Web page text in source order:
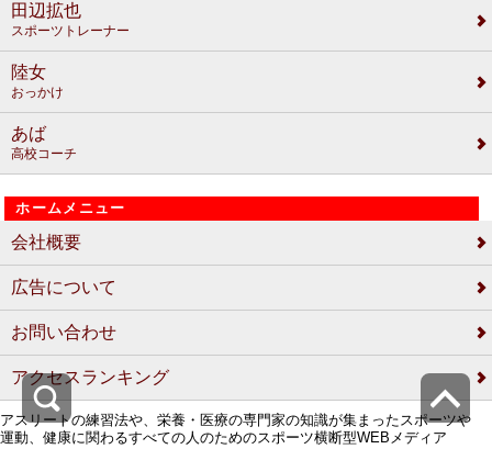
田辺拡也
スポーツトレーナー
陸女
おっかけ
あば
高校コーチ
ホームメニュー
会社概要
広告について
お問い合わせ
アクセスランキング
アスリートの練習法や、栄養・医療の専門家の知識が集まったスポーツや
運動、健康に関わるすべての人のためのスポーツ横断型WEBメディア